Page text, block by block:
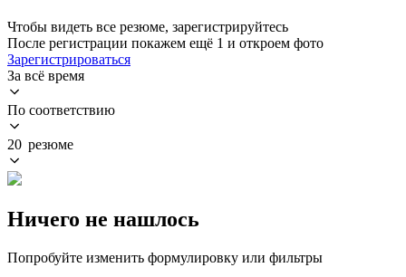
Чтобы видеть все резюме, зарегистрируйтесь
После регистрации покажем ещё 1 и откроем фото
Зарегистрироваться
За всё время
По соответствию
20 резюме
Ничего не нашлось
Попробуйте изменить формулировку или фильтры